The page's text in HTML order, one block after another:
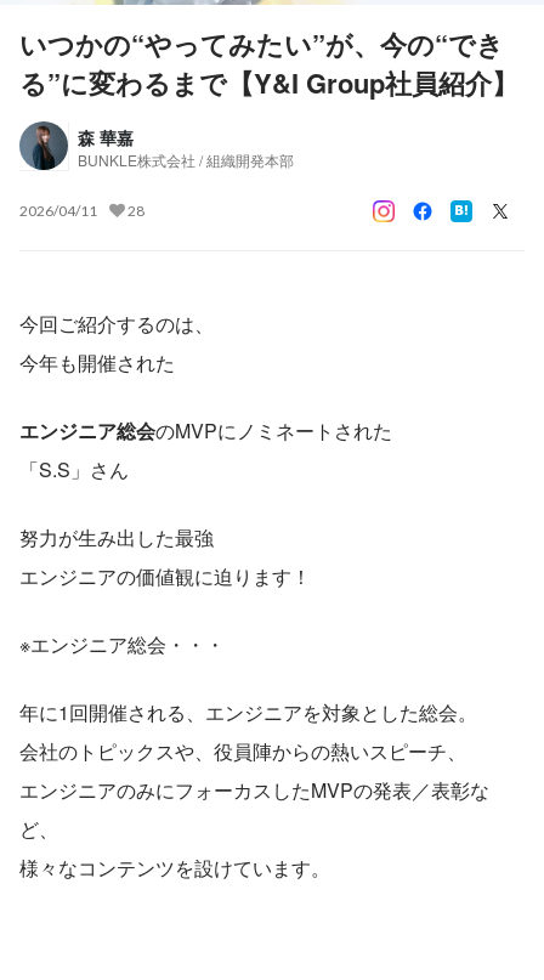
いつかの“やってみたい”が、今の“でき
る”に変わるまで【Y&I Group社員紹介】
森 華嘉
BUNKLE株式会社 / 組織開発本部
2026/04/11 28
今回ご紹介するのは、
今年も開催された
エンジニア総会のMVPにノミネートされた
「S.S」さん
努力が生み出した最強
エンジニアの価値観に迫ります！
※エンジニア総会・・・
年に1回開催される、エンジニアを対象とした総会。
会社のトピックスや、役員陣からの熱いスピーチ、
エンジニアのみにフォーカスしたMVPの発表／表彰な
ど、
様々なコンテンツを設けています。